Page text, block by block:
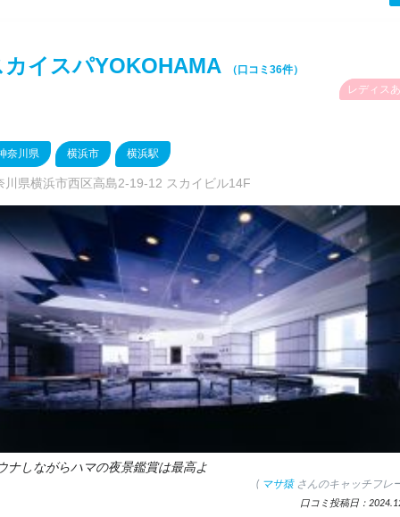
カイスパYOKOHAMA （口コミ36件）
レディス
奈川県 横浜市 横浜駅
川県横浜市西区高島2-19-12 スカイビル14F
ナしながらハマの夜景鑑賞は最高よ
( マサ猿 さんのキャッチフレ
口コミ投稿日：